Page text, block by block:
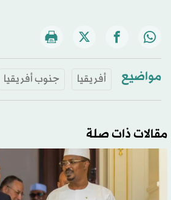
مواضيع أفريقيا جنوب أفريقيا
مقالات ذات صلة